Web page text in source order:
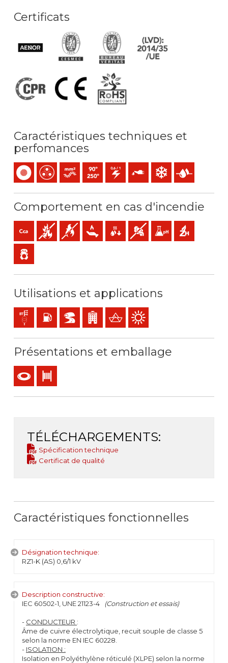
Certificats
Caractéristiques techniques et
perfomances
Monoconducteur
Multiconducteur
Âme - Souple (classe 5) mm2
Température maximale de service: 90ºC /
0,6/1 (1,2) kV C.ARésistance à l'huile
Résistance au froid
Présence d’eau
Comportement en cas d'incendie
Cca-s1b,d1,a1 (réaction au feu)
Non propagateur de l' incendie
Non propagateur de la flamme
Faible dégagement de chaleur
Faible production de gouttelettes
Faible opacité et production
Faible acidité et
Sans halogène
Faible émission de gaz toxiques
Utilisations et applications
Réseaux de distribution d´energie
Locaux avec risque d'incendie ou d'explosion
BD2, BD3, BD4 ( IGH, tunnels...)
ERP- établissements recevant du public
Bateaux en acier
Utilisation en extérieur
Présentations et emballage
CouronneTouret
TÉLÉCHARGEMENTS:
Spécification technique
Certificat de qualité
Caractéristiques fonctionnelles
Désignation technique:
RZ1-K (AS) 0,6/1 kV
Description constructive:
IEC 60502-1, UNE 21123-4
(Construction et essais)
- CONDUCTEUR :
Âme de cuivre électrolytique, recuit souple de classe 5
selon la norme EN IEC 60228.
- ISOLATION :
Isolation en Polyéthylène réticulé (XLPE) selon la norme